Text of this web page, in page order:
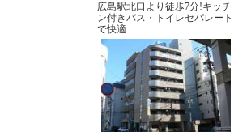
広島駅北口より徒歩7分!キッチ
ン付きバス・トイレセパレート
で快適